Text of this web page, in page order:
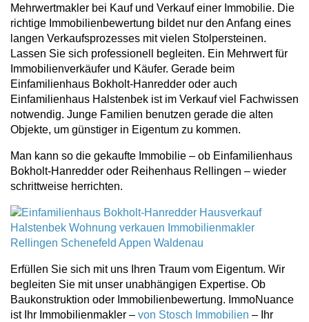
Mehrwertmakler bei Kauf und Verkauf einer Immobilie. Die
richtige Immobilienbewertung bildet nur den Anfang eines
langen Verkaufsprozesses mit vielen Stolpersteinen.
Lassen Sie sich professionell begleiten. Ein Mehrwert für
Immobilienverkäufer und Käufer. Gerade beim
Einfamilienhaus Bokholt-Hanredder oder auch
Einfamilienhaus Halstenbek ist im Verkauf viel Fachwissen
notwendig. Junge Familien benutzen gerade die alten
Objekte, um günstiger in Eigentum zu kommen.
Man kann so die gekaufte Immobilie – ob Einfamilienhaus
Bokholt-Hanredder oder Reihenhaus Rellingen – wieder
schrittweise herrichten.
Erfüllen Sie sich mit uns Ihren Traum vom Eigentum. Wir
begleiten Sie mit unser unabhängigen Expertise. Ob
Baukonstruktion oder Immobilienbewertung. ImmoNuance
ist Ihr Immobilienmakler – von Stosch Immobilien – Ihr